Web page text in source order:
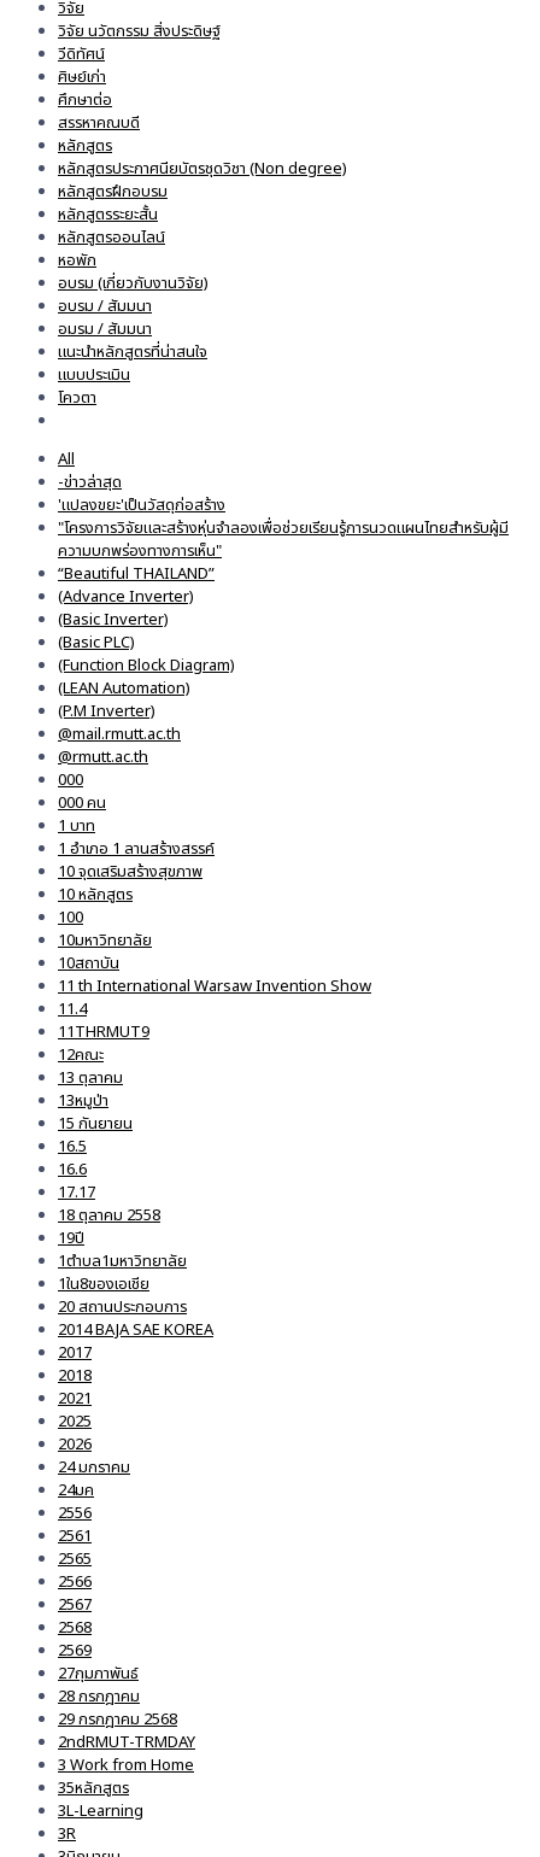
วิจัย
วิจัย นวัตกรรม สิ่งประดิษฐ์
วีดิทัศน์
ศิษย์เก่า
ศึกษาต่อ
สรรหาคณบดี
หลักสูตร
หลักสูตรประกาศนียบัตรชุดวิชา (Non degree)
หลักสูตรฝึกอบรม
หลักสูตรระยะสั้น
หลักสูตรออนไลน์
หอพัก
อบรม (เกี่ยวกับงานวิจัย)
อบรม / สัมมนา
อมรม / สัมมนา
แนะนำหลักสูตรที่น่าสนใจ
แบบประเมิน
โควตา
All
-ข่าวล่าสุด
'แปลงขยะ'เป็นวัสดุก่อสร้าง
"โครงการวิจัยและสร้างหุ่นจำลองเพื่อช่วยเรียนรู้การนวดแผนไทยสำหรับผู้มี
ความบกพร่องทางการเห็น"
“Beautiful THAILAND”
(Advance Inverter)
(Basic Inverter)
(Basic PLC)
(Function Block Diagram)
(LEAN Automation)
(P.M Inverter)
@mail.rmutt.ac.th
@rmutt.ac.th
000
000 คน
1 บาท
1 อำเภอ 1 ลานสร้างสรรค์
10 จุดเสริมสร้างสุขภาพ
10 หลักสูตร
100
10มหาวิทยาลัย
10สถาบัน
11 th International Warsaw Invention Show
11.4
11THRMUT9
12คณะ
13 ตุลาคม
13หมูป่า
15 กันยายน
16.5
16.6
17.17
18 ตุลาคม 2558
19ปี
1ตำบล1มหาวิทยาลัย
1ใน8ของเอเชีย
20 สถานประกอบการ
2014 BAJA SAE KOREA
2017
2018
2021
2025
2026
24 มกราคม
24มค
2556
2561
2565
2566
2567
2568
2569
27กุมภาพันธ์
28 กรกฎาคม
29 กรกฎาคม 2568
2ndRMUT-TRMDAY
3 Work from Home
35หลักสูตร
3L-Learning
3R